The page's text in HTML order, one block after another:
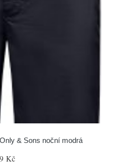
& Sons noční modrá
Kč